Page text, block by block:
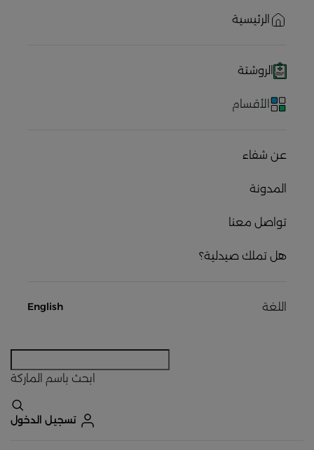
الرئيسية
الروشتة
الأقسام
عن شفاء
المدونة
تواصل معنا
هل تملك صيدلية؟
اللغة English
ابحث باسم الماركة
تسجيل الدخول